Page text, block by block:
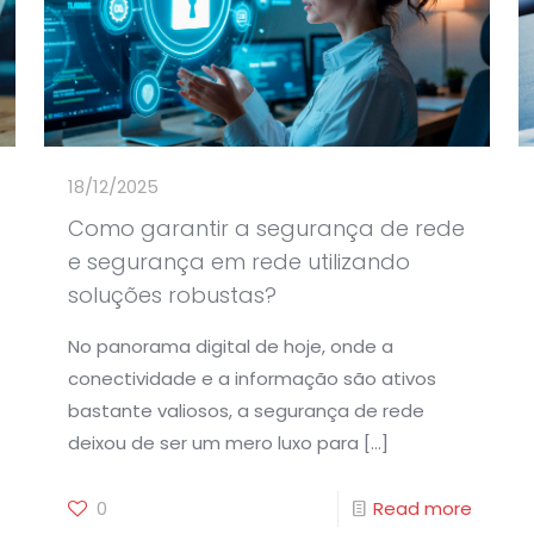
18/12/2025
Como garantir a segurança de rede
e segurança em rede utilizando
soluções robustas?
No panorama digital de hoje, onde a
conectividade e a informação são ativos
bastante valiosos, a segurança de rede
deixou de ser um mero luxo para […]
0 Read more